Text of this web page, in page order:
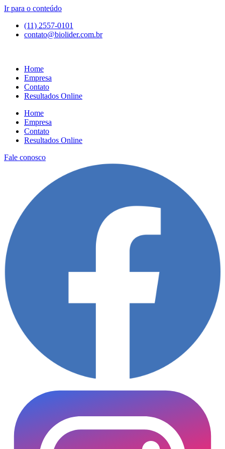
Ir para o conteúdo
(11) 2557-0101
contato@biolider.com.br
Home
Empresa
Contato
Resultados Online
Home
Empresa
Contato
Resultados Online
Fale conosco